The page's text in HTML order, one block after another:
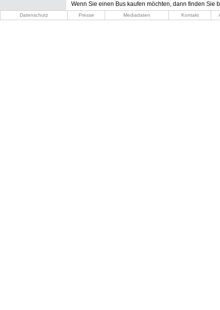
Wenn Sie einen Bus kaufen möchten, dann finden Sie
Datenschutz Presse Mediadaten Kontakt